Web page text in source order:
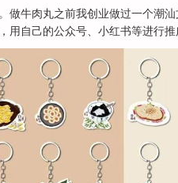
做牛肉丸之前我创业做过一个潮
用自己的公众号、小红书等进行推